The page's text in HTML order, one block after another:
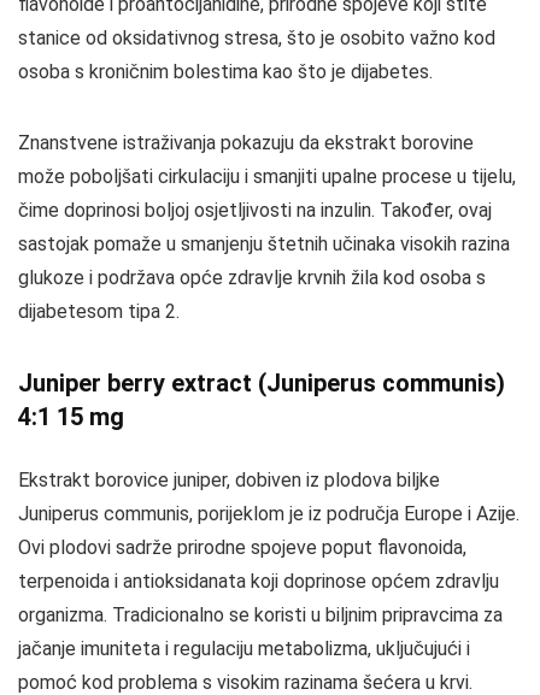
stanice od oksidativnog stresa, što je osobito važno kod
osoba s kroničnim bolestima kao što je dijabetes.
Znanstvene istraživanja pokazuju da ekstrakt borovine
može poboljšati cirkulaciju i smanjiti upalne procese u tijelu,
čime doprinosi boljoj osjetljivosti na inzulin. Također, ovaj
sastojak pomaže u smanjenju štetnih učinaka visokih razina
glukoze i podržava opće zdravlje krvnih žila kod osoba s
dijabetesom tipa 2.
Juniper berry extract (Juniperus communis)
4:1 15 mg
Ekstrakt borovice juniper, dobiven iz plodova biljke
Juniperus communis, porijeklom je iz područja Europe i Azije.
Ovi plodovi sadrže prirodne spojeve poput flavonoida,
terpenoida i antioksidanata koji doprinose općem zdravlju
organizma. Tradicionalno se koristi u biljnim pripravcima za
jačanje imuniteta i regulaciju metabolizma, uključujući i
pomoć kod problema s visokim razinama šećera u krvi.